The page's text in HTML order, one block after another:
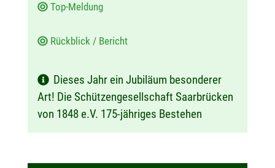
Top-Meldung
Rückblick / Bericht
Dieses Jahr ein Jubiläum besonderer
Art! Die Schützengesellschaft Saarbrücken
von 1848 e.V. 175-jähriges Bestehen